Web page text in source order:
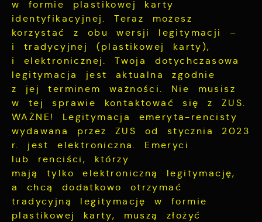
w formie plastikowej karty
identyfikacyjnej. Teraz możesz
korzystać z obu wersji legitymacji –
i tradycyjnej (plastikowej karty),
i elektronicznej. Twoja dotychczasowa
legitymacja jest aktualna zgodnie
z jej terminem ważności. Nie musisz
w tej sprawie kontaktować się z ZUS.
WAŻNE! Legitymacja emeryta-rencisty
wydawana przez ZUS od stycznia 2023
r. jest elektroniczna. Emeryci
lub renciści, którzy
mają tylko elektroniczną legitymację,
a chcą dodatkowo otrzymać
tradycyjną legitymację w formie
plastikowej karty, muszą złożyć
ocenę naszych serwisów internetowych pod
względem ich popularności wśród
użytkowników. Zgromadzone informacje są
przetwarzane w formie zanonimizowanej.
Wyrażenie zgody na analityczne pliki
cookies gwarantuje dostępność wszystkich
funkcjonalności.
Dzięki reklamowym plikom cookies
prezentujemy Ci najciekawsze informacje i
aktualności na stronach naszych partnerów.
Promocyjne pliki cookies służą do
prezentowania Ci naszych komunikatów na
podstawie analizy Twoich upodobań oraz
Twoich zwyczajów dotyczących przeglądanej
witryny internetowej. Treści promocyjne
mogą pojawić się na stronach podmiotów
trzecich lub firm będących naszymi
partnerami oraz innych dostawców usług.
Firmy te działają w charakterze
pośredników prezentujących nasze treści w
postaci wiadomości, ofert, komunikatów
mediów społecznościowych.
Więcej